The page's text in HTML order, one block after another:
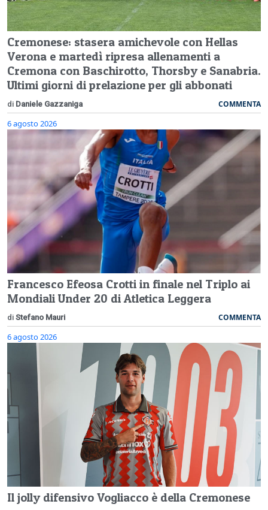
Cremonese: stasera amichevole con Hellas
Verona e martedì ripresa allenamenti a
Cremona con Baschirotto, Thorsby e Sanabria.
Ultimi giorni di prelazione per gli abbonati
di Daniele Gazzaniga COMMENTA
6 agosto 2026
Francesco Efeosa Crotti in finale nel Triplo ai
Mondiali Under 20 di Atletica Leggera
di Stefano Mauri COMMENTA
6 agosto 2026
Il jolly difensivo Vogliacco è della Cremonese